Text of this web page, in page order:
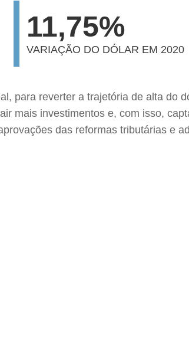
11,75%
VARIAÇÃO DO DÓLAR EM 2020
para reverter a trajetória de alta do
mais investimentos e, com isso,
das reformas tributárias e